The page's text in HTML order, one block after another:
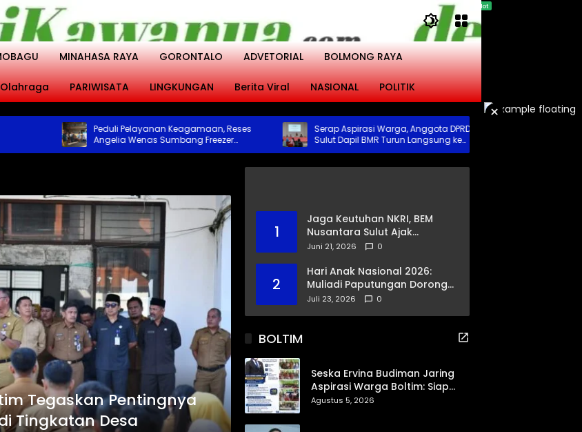
MINAHASA RAYA GORONTALO ADVETORIAL BOLMONG RAYA
Olahraga PARIWISATA LINGKUNGAN Berita Viral NASIONAL POLITIK
×
Peduli Pelayanan Keagamaan, Reses
Angelia Wenas Sumbang Freezer
Jenazah untuk Umat Hindu di Mopugad
Serap Aspirasi Warga, Anggota DPRD
Sulut Dapil BMR Turun Langsung ke
Tengah Masyarakat
Tegaskan Pentingnya
Tingkatan Desa
1
Jaga Keutuhan NKRI, BEM
Nusantara Sulut Ajak
Masyarakat Gandeng Polri
Kondusif
Juni 21, 2026 0
2
Hari Anak Nasional 2026:
Muliadi Paputungan Dorong
Pemerataan Akses
Juli 23, 2026 0
BOLTIM
Seska Ervina Budiman Jaring
Aspirasi Warga Boltim: Siap
Perjuangkan IPR, Jalan Trans,
Agustus 5, 2026